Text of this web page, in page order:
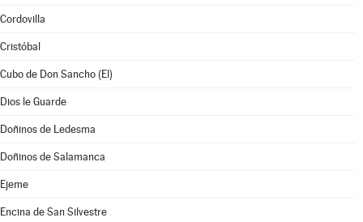
Cordovilla
Cristóbal
Cubo de Don Sancho (El)
Dios le Guarde
Doñinos de Ledesma
Doñinos de Salamanca
Ejeme
Encina de San Silvestre